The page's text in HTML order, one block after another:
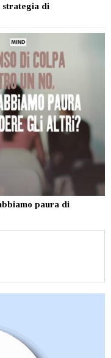
strategia di
paura di